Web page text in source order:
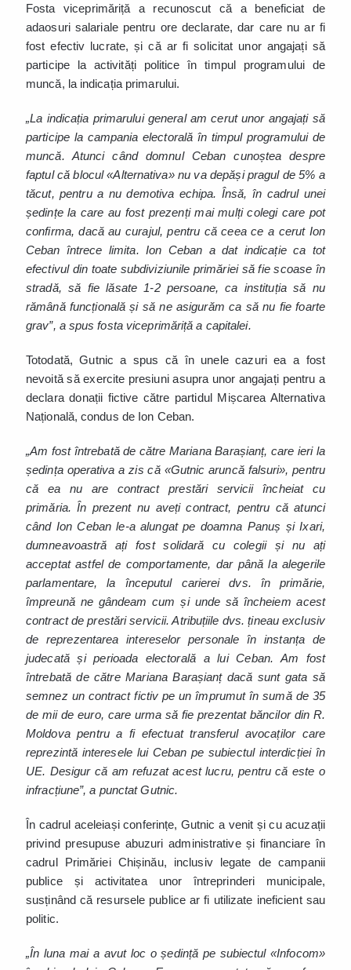
Fosta viceprimăriță a recunoscut că a beneficiat de
adaosuri salariale pentru ore declarate, dar care nu ar fi
fost efectiv lucrate, și că ar fi solicitat unor angajați să
participe la activități politice în timpul programului de
muncă, la indicația primarului.
„La indicația primarului general am cerut unor angajați să
participe la campania electorală în timpul programului de
muncă. Atunci când domnul Ceban cunoștea despre
faptul că blocul «Alternativa» nu va depăși pragul de 5% a
tăcut, pentru a nu demotiva echipa. Însă, în cadrul unei
ședințe la care au fost prezenți mai mulți colegi care pot
confirma, dacă au curajul, pentru că ceea ce a cerut Ion
Ceban întrece limita. Ion Ceban a dat indicație ca tot
efectivul din toate subdiviziunile primăriei să fie scoase în
stradă, să fie lăsate 1-2 persoane, ca instituția să nu
rămână funcțională și să ne asigurăm ca să nu fie foarte
grav”, a spus fosta viceprimăriță a capitalei.
Totodată, Gutnic a spus că în unele cazuri ea a fost
nevoită să exercite presiuni asupra unor angajați pentru a
declara donații fictive către partidul Mișcarea Alternativa
Națională, condus de Ion Ceban.
„Am fost întrebată de către Mariana Barașianț, care ieri la
ședința operativa a zis că «Gutnic aruncă falsuri», pentru
că ea nu are contract prestări servicii încheiat cu
primăria. În prezent nu aveți contract, pentru că atunci
când Ion Ceban le-a alungat pe doamna Panuș și Ixari,
dumneavoastră ați fost solidară cu colegii și nu ați
acceptat astfel de comportamente, dar până la alegerile
parlamentare, la începutul carierei dvs. în primărie,
împreună ne gândeam cum și unde să încheiem acest
contract de prestări servicii. Atribuțiile dvs. țineau exclusiv
de reprezentarea intereselor personale în instanța de
judecată și perioada electorală a lui Ceban. Am fost
întrebată de către Mariana Barașianț dacă sunt gata să
semnez un contract fictiv pe un împrumut în sumă de 35
de mii de euro, care urma să fie prezentat băncilor din R.
Moldova pentru a fi efectuat transferul avocaților care
reprezintă interesele lui Ceban pe subiectul interdicției în
UE. Desigur că am refuzat acest lucru, pentru că este o
infracțiune”, a punctat Gutnic.
În cadrul aceleiași conferințe, Gutnic a venit și cu acuzații
privind presupuse abuzuri administrative și financiare în
cadrul Primăriei Chișinău, inclusiv legate de campanii
publice și activitatea unor întreprinderi municipale,
susținând că resursele publice ar fi utilizate ineficient sau
politic.
„În luna mai a avut loc o ședință pe subiectul «Infocom»